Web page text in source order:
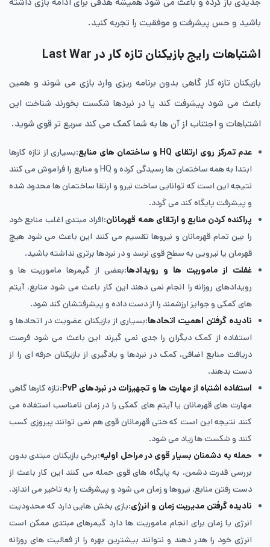
باشید و حس پیشرفت و موفقیت را تجربه کنید.
اشتباهات رایج بازیکنان تازه‌ کار در Last War
بازیکنان تازه‌ کار گاهی بدون برنامه‌ ریزی وارد بازی می شوند و همین
باعث می شود پیشرفت کند یا در نبردها شکست بخورند شناخت این
اشتباهات و اجتناب از آن ها به شما کمک می کند سریع تر قوی شوید.
عدم تمرکز روی ارتقای HQ و ساختمان های منابع
:بسیاری از تازه کارها
ابتدا به همه ساختمان ها رسیدگی کرده و HQ و منابع را فراموش می کنند
نتیجه این است که توانایی ساخت نیرو و ارتقا ساختمان ها محدود شده
و پیشرفت پایگاه کند می گردد.
پراکنده کردن منابع و ارتقای همه قهرمانان:افراد مبتدی اغلب منابع خود
را بین تمام قهرمانان و نیروها تقسیم می کنند این باعث می شود هیچ
قهرمان یا نیرویی به سطح قوی نرسد و در نبردها برتری نداشته باشید.
غفلت از ماموریت‌ ها و رویدادها:بعضی از گیمرها ماموریت ها و
رویدادهای روزانه را انجام نمی دهند این کار باعث می شود منابع، آیتم
های کمکی و جوایز ارزشمند را از دست داده و پیشرفتشان کند شود.
نادیده گرفتن اهمیت اتحادها:بسیاری از بازیکنان عضویت در اتحادها و
استفاده از کمک دیگران را جدی نمی گیرند این باعث می شود فرصت
دریافت منابع اضافی، کمک در نبردها و یادگیری از بازیکنان حرفه ای را از
دست بدهند.
استفاده اشتباه از مهارت ‌ها و تجهیزات در نبردهای PvP
:تازه کارها گاهی
مهارت های قهرمانان یا آیتم های کمکی را در زمان نامناسب استفاده می
کنند نتیجه این است که حتی قهرمانان قوی هم نمی توانند پیروزی کسب
کنند و شکست ها زیاد می شود.
حمله به دشمنان بسیار قوی در مراحل اولیه:برخی بازیکنان مبتدی بدون
بررسی قدرت دشمن، به پایگاه های قوی حمله می کنند این کار باعث از
دست رفتن منابع، نیروها و زمان می شود و پیشرفت را به تاخیر می اندازد.
نادیده گرفتن مدیریت زمان و انرژی:بازی بخش هایی دارد که محدودیت
انرژی یا زمان برای انجام ماموریت ها دارد گیمرهای مبتدی ممکن است
انرژی خود را هدر دهند و نتوانند بیشترین بهره را از فعالیت های روزانه